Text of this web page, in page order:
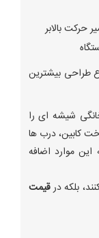
حرکت بالابر
طراحی بیشترین
شیشه ای را
کابین، درب ها
موارد اضافه
بلکه درقیمت